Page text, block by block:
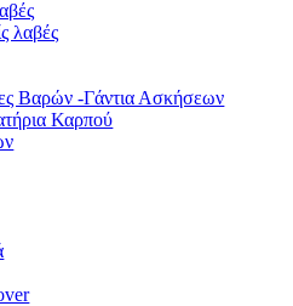
λαβές
Βαρών -Γάντια Ασκήσεων
Καρπού